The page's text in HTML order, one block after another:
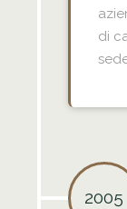
di
2005